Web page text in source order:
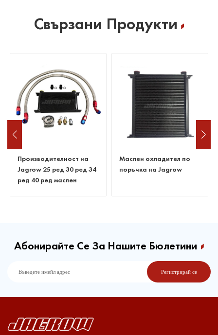
Свързани Продукти
Производителност на
Jagrow 25 ред 30 ред 34
ред 40 ред маслен
Маслен охладител по
поръчка на Jagrow
Абонирайте Се За Нашите Бюлетини